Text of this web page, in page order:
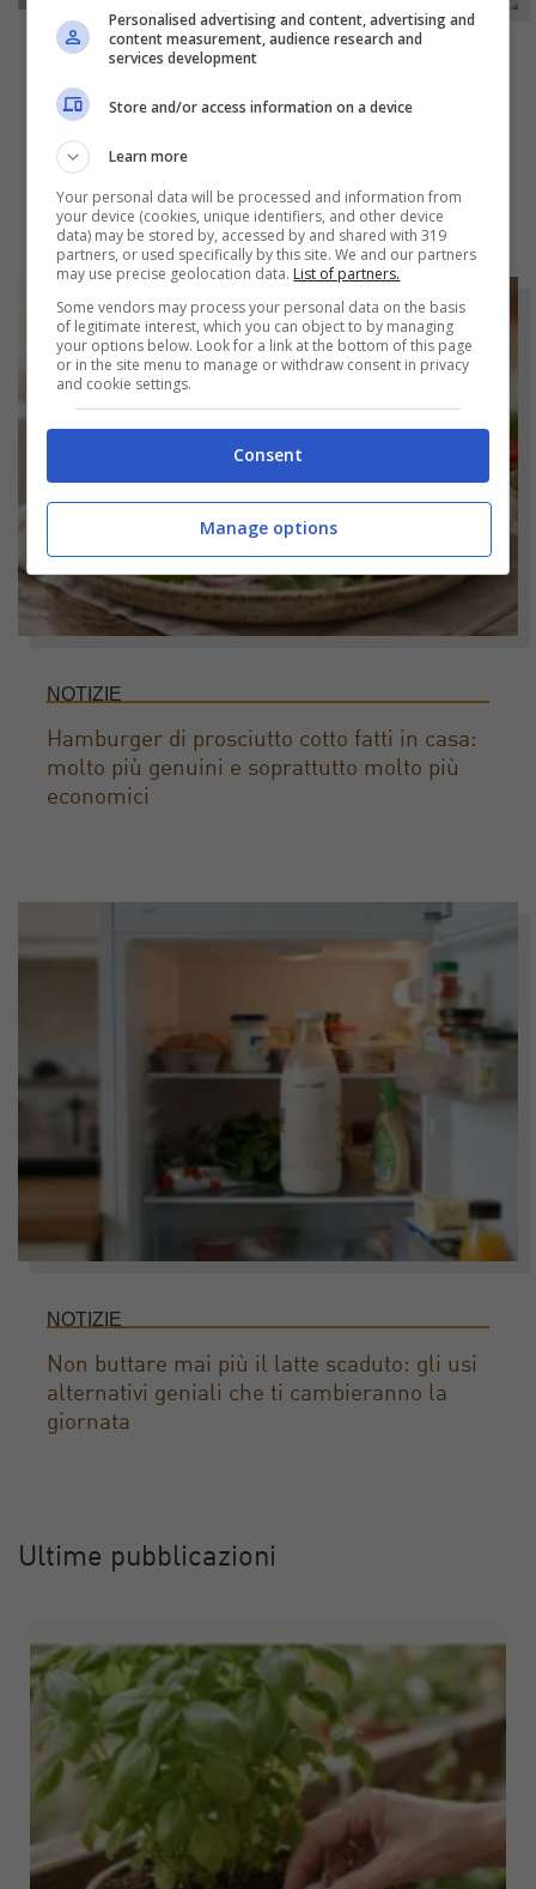
NOTIZIE
Bicchieri opachi dopo la lavastoviglie? Il
segreto naturale per farli tornare come
nuovi
NOTIZIE
Hamburger di prosciutto cotto fatti in casa:
molto più genuini e soprattutto molto più
economici
NOTIZIE
Non buttare mai più il latte scaduto: gli usi
alternativi geniali che ti cambieranno la
giornata
Ultime pubblicazioni
Personalised advertising and content, advertising and
content measurement, audience research and
services development
Store and/or access information on a device
Learn more
Your personal data will be processed and information from
your device (cookies, unique identifiers, and other device
data) may be stored by, accessed by and shared with 319
partners, or used specifically by this site. We and our partners
may use precise geolocation data. List of partners.
Some vendors may process your personal data on the basis
of legitimate interest, which you can object to by managing
your options below. Look for a link at the bottom of this page
or in the site menu to manage or withdraw consent in privacy
and cookie settings.
Consent
Manage options